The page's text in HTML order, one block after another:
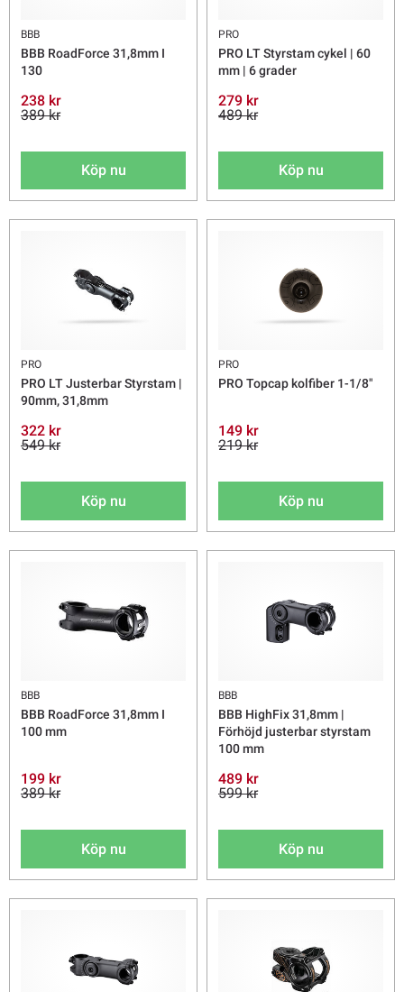
BBB
BBB RoadForce 31,8mm I
130
238 kr
389 kr
Köp nu
PRO
PRO LT Styrstam cykel | 60
mm | 6 grader
279 kr
489 kr
Köp nu
PRO
PRO LT Justerbar Styrstam |
90mm, 31,8mm
322 kr
549 kr
Köp nu
PRO
PRO Topcap kolfiber 1-1/8"
149 kr
219 kr
Köp nu
BBB
BBB RoadForce 31,8mm I
100 mm
199 kr
389 kr
Köp nu
BBB
BBB HighFix 31,8mm |
Förhöjd justerbar styrstam
100 mm
489 kr
599 kr
Köp nu